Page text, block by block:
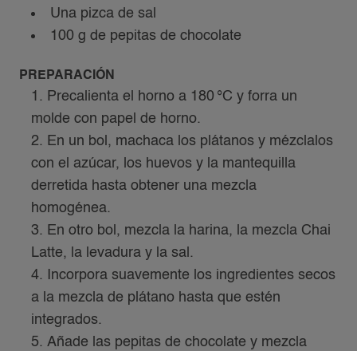
Una pizca de sal
100 g de pepitas de chocolate
PREPARACIÓN
Precalienta el horno a 180 °C y forra un
molde con papel de horno.
En un bol, machaca los plátanos y mézclalos
con el azúcar, los huevos y la mantequilla
derretida hasta obtener una mezcla
homogénea.
En otro bol, mezcla la harina, la mezcla Chai
Latte, la levadura y la sal.
Incorpora suavemente los ingredientes secos
a la mezcla de plátano hasta que estén
integrados.
Añade las pepitas de chocolate y mezcla